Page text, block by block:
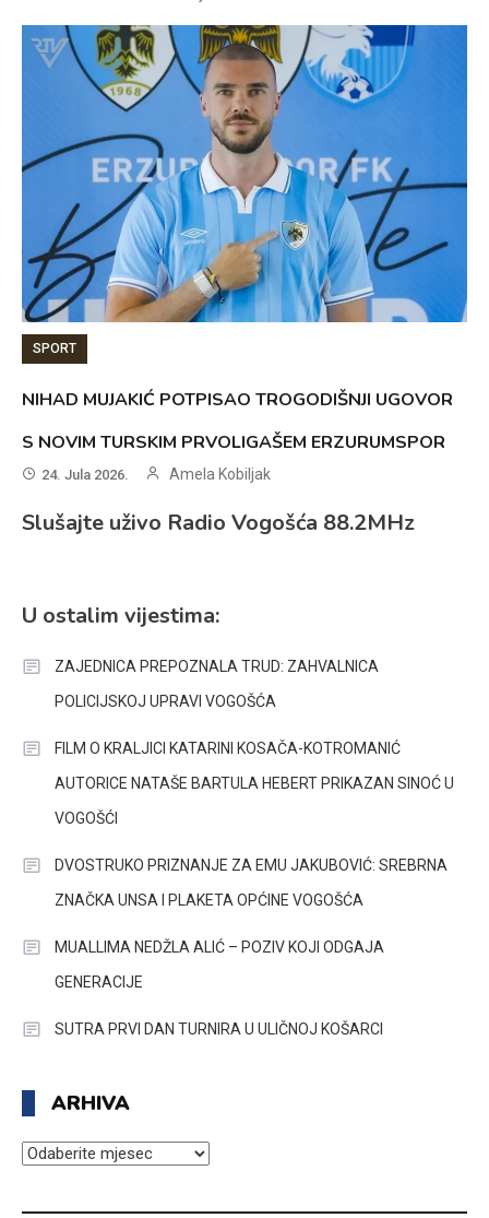
SPORT
NIHAD MUJAKIĆ POTPISAO TROGODIŠNJI UGOVOR
S NOVIM TURSKIM PRVOLIGAŠEM ERZURUMSPOR
24. Jula 2026. Amela Kobiljak
Slušajte uživo Radio Vogošća 88.2MHz
U ostalim vijestima:
ZAJEDNICA PREPOZNALA TRUD: ZAHVALNICA
POLICIJSKOJ UPRAVI VOGOŠĆA
FILM O KRALJICI KATARINI KOSAČA-KOTROMANIĆ
AUTORICE NATAŠE BARTULA HEBERT PRIKAZAN SINOĆ U
VOGOŠĆI
DVOSTRUKO PRIZNANJE ZA EMU JAKUBOVIĆ: SREBRNA
ZNAČKA UNSA I PLAKETA OPĆINE VOGOŠĆA
MUALLIMA NEDŽLA ALIĆ – POZIV KOJI ODGAJA
GENERACIJE
SUTRA PRVI DAN TURNIRA U ULIČNOJ KOŠARCI
ARHIVA
ARHIVA